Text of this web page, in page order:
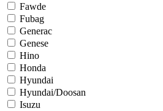
Fawde
Fubag
Generac
Genese
Hino
Honda
Hyundai
Hyundai/Doosan
Isuzu